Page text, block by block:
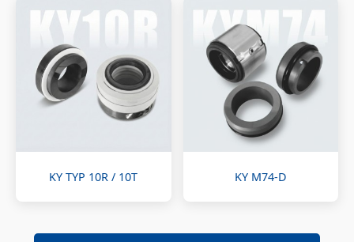
KY TYP 10R / 10T KY M74-D